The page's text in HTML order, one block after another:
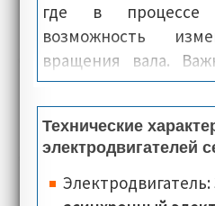
где в процессе
возможность
вращения вала.
электродвигатели
MTS 90SA-2,
системой
компактные
предлагаются по
Технические
электродвигателей
Электродвигатель: